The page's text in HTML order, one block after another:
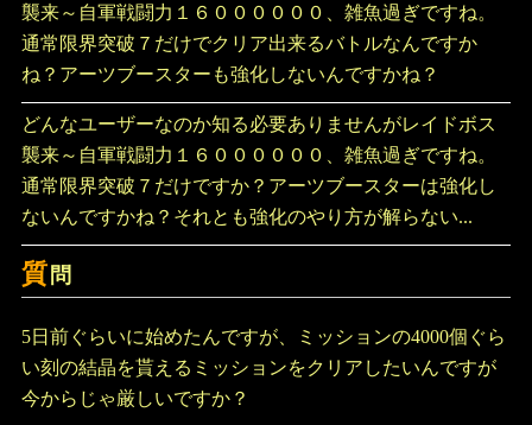
襲来～自軍戦闘力１６００００００、雑魚過ぎですね。
通常限界突破７だけでクリア出来るバトルなんですか
ね？アーツブースターも強化しないんですかね？
どんなユーザーなのか知る必要ありませんがレイドボス
襲来～自軍戦闘力１６００００００、雑魚過ぎですね。
通常限界突破７だけですか？アーツブースターは強化し
ないんですかね？それとも強化のやり方が解らない...
質 問
5日前ぐらいに始めたんですが、ミッションの4000個ぐら
い刻の結晶を貰えるミッションをクリアしたいんですが
今からじゃ厳しいですか？